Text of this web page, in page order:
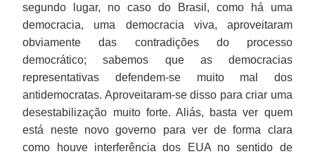
segundo lugar, no caso do Brasil, como há uma
democracia, uma democracia viva, aproveitaram
obviamente das contradições do processo
democrático; sabemos que as democracias
representativas defendem-se muito mal dos
antidemocratas. Aproveitaram-se disso para criar uma
desestabilização muito forte. Aliás, basta ver quem
está neste novo governo para ver de forma clara
como houve interferência dos EUA no sentido de